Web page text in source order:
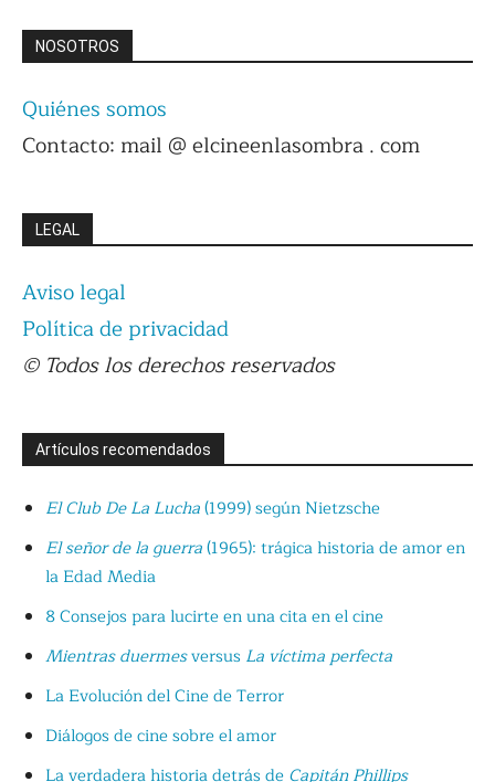
NOSOTROS
Quiénes somos
Contacto: mail @ elcineenlasombra . com
LEGAL
Aviso legal
Política de privacidad
© Todos los derechos reservados
Artículos recomendados
El Club De La Lucha(1999) según Nietzsche
El señor de la guerra(1965): trágica historia de amor en
la Edad Media
8 Consejos para lucirte en una cita en el cine
Mientras duermesversus La víctima perfecta
La Evolución del Cine de Terror
Diálogos de cine sobre el amor
La verdadera historia detrás de Capitán Phillips